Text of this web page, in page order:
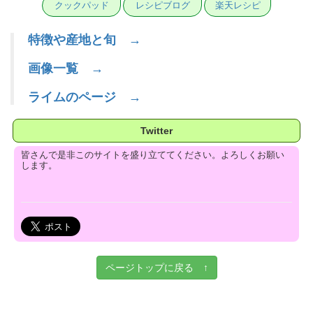
クックパッド レシピブログ 楽天レシピ
特徴や産地と旬 →
画像一覧 →
ライムのページ →
Twitter
皆さんで是非このサイトを盛り立ててください。よろしくお願い
します。
ページトップに戻る ↑